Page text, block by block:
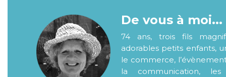
De vous à moi...
74 ans, trois fils
adorables petits enfants,
le commerce,
la communication,